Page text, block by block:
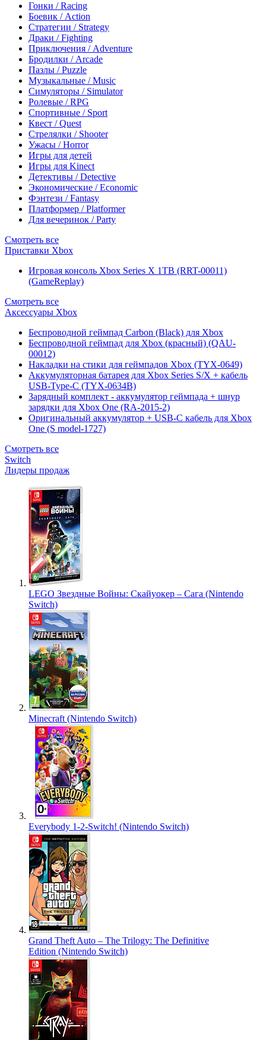
Гонки / Racing
Боевик / Action
Стратегии / Strategy
Драки / Fighting
Приключения / Adventure
Бродилки / Arcade
Пазлы / Puzzle
Музыкальные / Music
Симуляторы / Simulator
Ролевые / RPG
Спортивные / Sport
Квест / Quest
Стрелялки / Shooter
Ужасы / Horror
Игры для детей
Игры для Kinect
Детективы / Detective
Экономические / Economic
Фэнтези / Fantasy
Платформер / Platformer
Для вечеринок / Party
Смотреть все
Приставки Xbox
Игровая консоль Xbox Series X 1TB (RRT-00011)
(GameReplay)
Смотреть все
Аксессуары Xbox
Беспроводной геймпад Carbon (Black) для Xbox
Беспроводной геймпад для Xbox (красный) (QAU-
00012)
Накладки на стики для геймпадов Xbox (TYX-0649)
Аккумуляторная батарея для Xbox Series S/X + кабель
USB-Type-C (TYX-0634B)
Зарядный комплект - аккумулятор геймпада + шнур
зарядки для Xbox One (RA-2015-2)
Оригинальный аккумулятор + USB-C кабель для Xbox
One (S model-1727)
Смотреть все
Switch
Лидеры продаж
LEGO Звездные Войны: Скайуокер – Сага (Nintendo
Switch)
Minecraft (Nintendo Switch)
Everybody 1-2-Switch! (Nintendo Switch)
Grand Theft Auto – The Trilogy: The Definitive
Edition (Nintendo Switch)